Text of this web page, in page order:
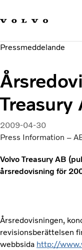
Hållbara
Nyheter
Pressmeddelande
Treasury
2009-04-30
Press Information –
Volvo Treasury AB
årsredovisning för
Årsredovisningen,
revisionsberättelsen
webbsida http://